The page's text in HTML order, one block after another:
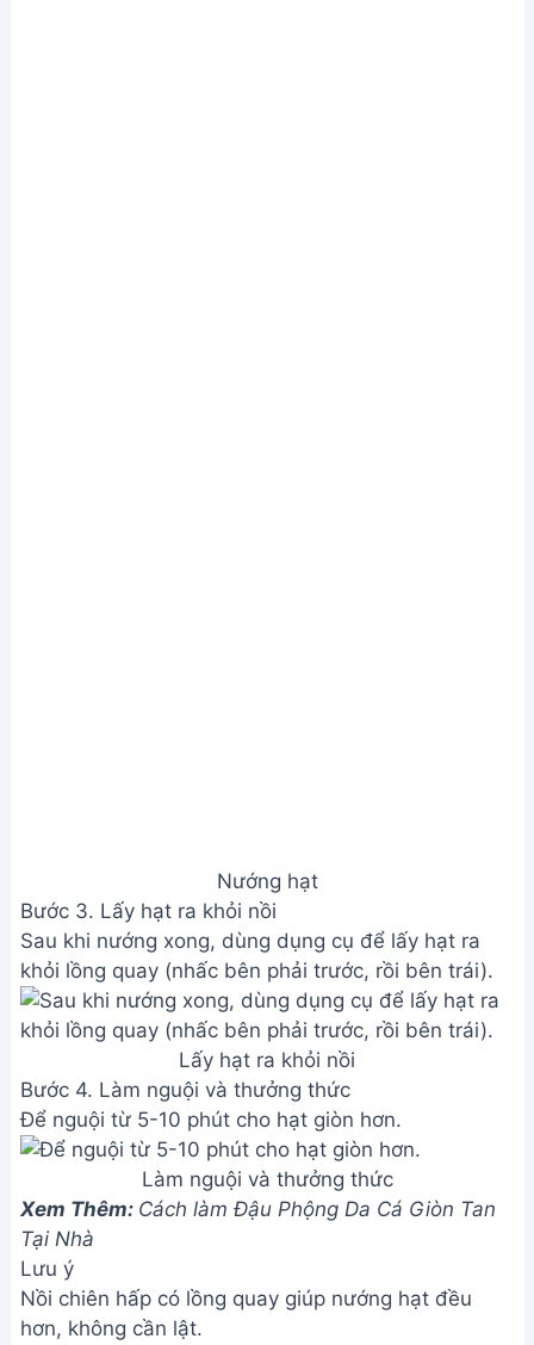
Nướng hạt
Bước 3. Lấy hạt ra khỏi nồi
Sau khi nướng xong, dùng dụng cụ để lấy hạt ra
khỏi lồng quay (nhấc bên phải trước, rồi bên trái).
Lấy hạt ra khỏi nồi
Bước 4. Làm nguội và thưởng thức
Để nguội từ 5-10 phút cho hạt giòn hơn.
Làm nguội và thưởng thức
Xem Thêm: Cách làm Đậu Phộng Da Cá Giòn Tan
Tại Nhà
Lưu ý
Nồi chiên hấp có lồng quay giúp nướng hạt đều
hơn, không cần lật.